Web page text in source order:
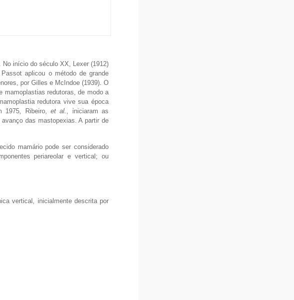
início do século XX, Lexer (1912)
aplicou o método de grande
por Gilles e McIndoe (1939). O
mamoplastias redutoras, de modo a
redutora vive sua época
1975, Ribeiro,et al. , iniciaram as
das mastopexias. A partir de
mamário pode ser considerado
periareolar e vertical; ou
vertical, inicialmente descrita por